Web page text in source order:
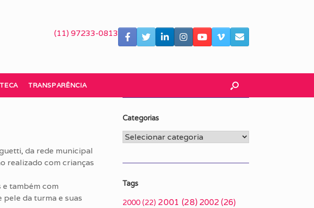
(11) 97233-0813
TRANSPARÊNCIA
da rede municipal
realizado com crianças
também com
da turma e suas
Categorias
Categorias
Tags
2000 (22) 2001 (28) 2002(26)